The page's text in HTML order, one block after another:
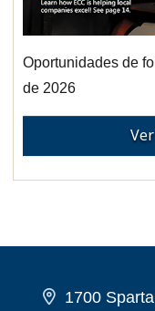
Oportunidades de
de 2026
1700